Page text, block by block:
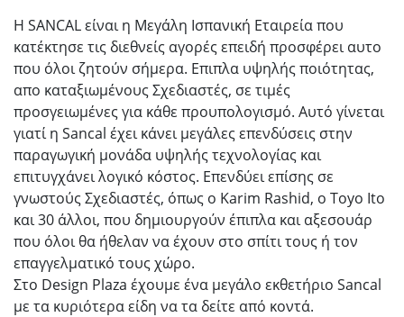
Η SANCAL είναι η Μεγάλη Ισπανική Εταιρεία που
κατέκτησε τις διεθνείς αγορές επειδή προσφέρει αυτο
που όλοι ζητούν σήμερα. Επιπλα υψηλής ποιότητας,
απο καταξιωμένους Σχεδιαστές, σε τιμές
προσγειωμένες για κάθε προυπολογισμό. Αυτό γίνεται
γιατί η Sancal έχει κάνει μεγάλες επενδύσεις στην
παραγωγική μονάδα υψηλής τεχνολογίας και
επιτυγχάνει λογικό κόστος. Επενδύει επίσης σε
γνωστούς Σχεδιαστές, όπως o Karim Rashid, o Toyo Ito
και 30 άλλοι, που δημιουργούν έπιπλα και αξεσουάρ
που όλοι θα ήθελαν να έχουν στο σπίτι τους ή τον
επαγγελματικό τους χώρο.
Στο Design Plaza έχουμε ένα μεγάλο εκθετήριο Sancal
με τα κυριότερα είδη να τα δείτε από κοντά.